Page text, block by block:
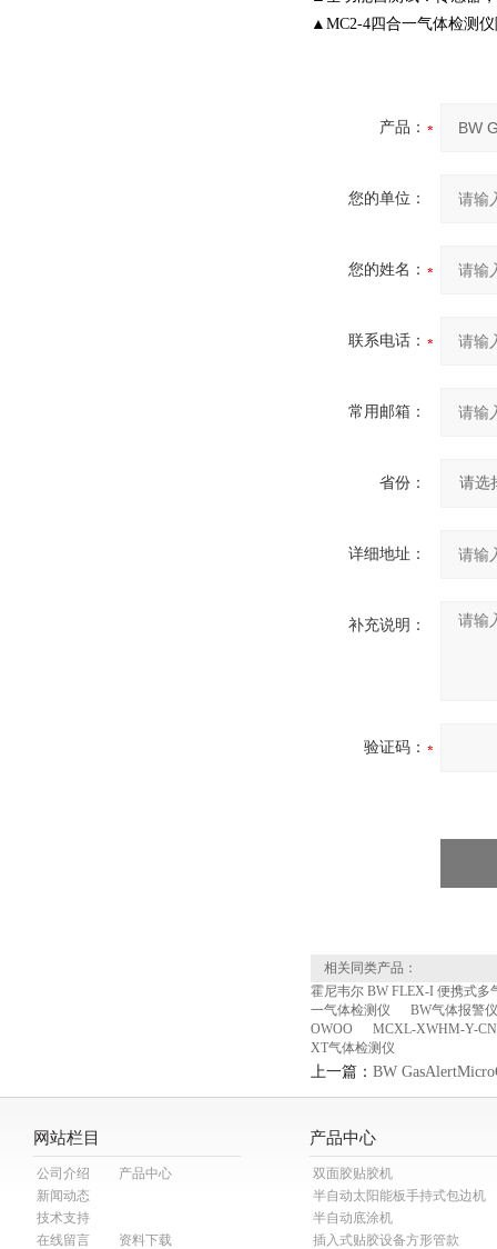
▲ MC2-4四合一气体检测仪
产品：
您的单位：
您的姓名：
联系电话：
常用邮箱：
省份：
详细地址：
补充说明：
验证码：
相关同类产品：
霍尼韦尔 BW FLEX-I 便携式多
一气体检测仪
BW气体报警
OWOO
MCXL-XWHM-Y-
XT气体检测仪
上一篇： BW
网站栏目
公司介绍
产品中心
新闻动态
技术支持
在线留言
资料下载
产品中心
双面胶贴胶机
半自动太阳能板手持式包边机
半自动底涂机
插入式贴胶设备方形管款